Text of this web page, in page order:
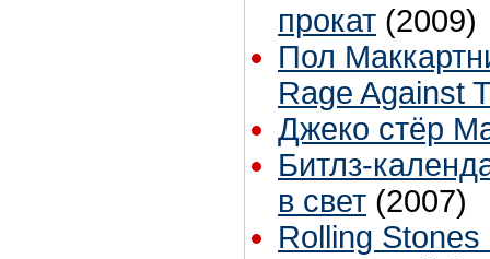
прокат (2009)
Пол
Rage Against
Джеко стёр
Битлз-
в свет (2007)
Rolling Stones